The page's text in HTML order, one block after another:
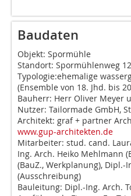
Baudaten
Objekt: Spormühle
Standort: Spormühlenweg
Typologie:ehemalige
(Ensemble von 18. Jhd. bis
Bauherr: Herr Oliver Meyer
Nutzer: Tailormade GmbH,
Architekt: graf + partner
www.gup-architekten.de
Mitarbeiter: stud. cand.
Ing. Arch. Heiko Mehlmann
(BauZ., Werkplanung), Dipl.-
(Ausschreibung)
Bauleitung: Dipl.-Ing. Arch.